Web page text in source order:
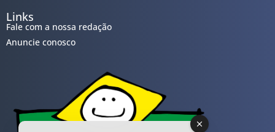
Links
Fale com a nossa redação
Anuncie conosco